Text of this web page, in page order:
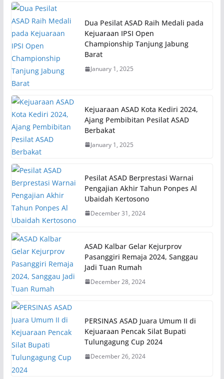
Dua Pesilat ASAD Raih Medali pada
Kejuaraan IPSI Open
Championship Tanjung Jabung
Barat
January 1, 2025
Kejuaraan ASAD Kota Kediri 2024,
Ajang Pembibitan Pesilat ASAD
Berbakat
January 1, 2025
Pesilat ASAD Berprestasi Warnai
Pengajian Akhir Tahun Ponpes Al
Ubaidah Kertosono
December 31, 2024
ASAD Kalbar Gelar Kejurprov
Pasanggiri Remaja 2024, Sanggau
Jadi Tuan Rumah
December 28, 2024
PERSINAS ASAD Juara Umum II di
Kejuaraan Pencak Silat Bupati
Tulungagung Cup 2024
December 26, 2024